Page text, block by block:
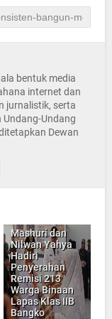
bentuk media
internet dan
jurnalistik, serta
Undang
Dewan
Mashuri dan
Nilwan Yahya
Hadiri
Penyerahan
Remisi 213
Warga Binaan
Lapas Klas IIB
Bangko